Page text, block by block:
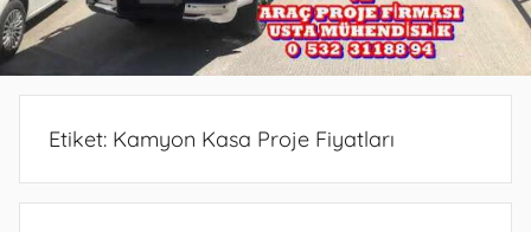
Etiket: Kamyon Kasa Proje Fiyatları